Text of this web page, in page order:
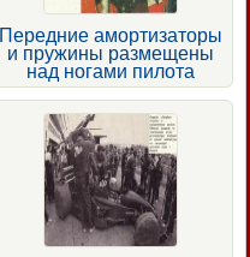
Передние амортизаторы
и пружины размещены
над ногами пилота